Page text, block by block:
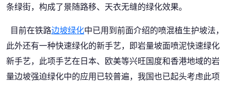
条绿街，构成了景随路移、天衣无缝的绿化效果。
目前在铁路边坡绿化中已用到前面介绍的喷混植生护坡法，
此外还有一种快速绿化的新手艺，即岩量坡面喷泥快速绿化
新手艺，此项手艺在日本、欧美等兴旺国度和香港地域的岩
量边坡强迫绿化中的应用已较普遍，我国也已起头考虑此项